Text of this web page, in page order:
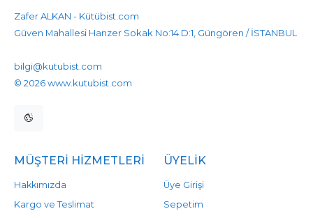
Zafer ALKAN - Kütübist.com
Güven Mahallesi Hanzer Sokak No:14 D:1, Güngören / İSTANBUL
bilgi@kutubist.com
© 2026 www.kutubist.com
MÜŞTERI HIZMETLERI
Hakkımızda
Kargo ve Teslimat
ÜYELIK
Üye Girişi
Sepetim